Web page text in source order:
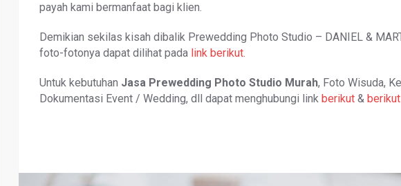
payah kami bermanfaat bagi klien.
Demikian sekilas kisah dibalik Prewedding Photo Studio – DANIEL &
foto-fotonya dapat dilihat pada link berikut.
Untuk kebutuhan Jasa Prewedding Photo Studio Murah, Foto Wisuda,
Dokumentasi Event / Wedding, dll dapat menghubungi link berikut & berikut